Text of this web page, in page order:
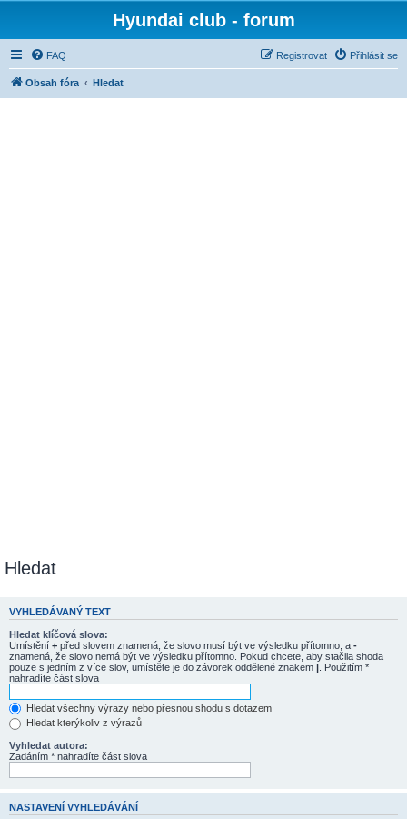
Hyundai club - forum
FAQ Přihlásit se
Registrovat
Obsah fóra Hledat
Hledat
VYHLEDÁVANÝ TEXT
Hledat klíčová slova:
Umístění + před slovem znamená, že slovo musí být ve výsledku přítomno, a -
znamená, že slovo nemá být ve výsledku přítomno. Pokud chcete, aby stačila shoda
pouze s jedním z více slov, umístěte je do závorek oddělené znakem | . Použitím *
nahradíte část slova
Hledat všechny výrazy nebo přesnou shodu s dotazem
Hledat kterýkoliv z výrazů
Vyhledat autora:
Zadáním * nahradíte část slova
NASTAVENÍ VYHLEDÁVÁNÍ